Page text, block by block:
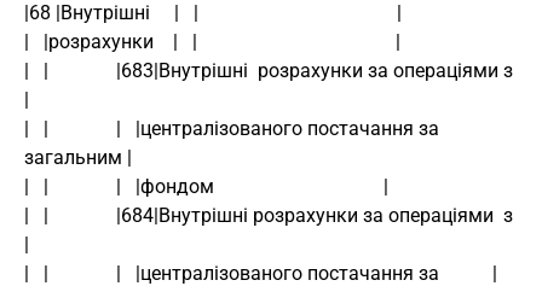
|68 |Внутрішні     |   |                                         |
|   |розрахунки    |   |                                         |
|   |              |683|Внутрішні  розрахунки за операціями з
|
|   |              |   |централізованого постачання за
загальним |
|   |              |   |фондом                                   |
|   |              |684|Внутрішні розрахунки за операціями  з
|
|   |              |   |централізованого постачання за           |